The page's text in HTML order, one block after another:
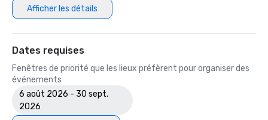
Afficher les détails
Dates requises
Fenêtres de priorité que les lieux préfèrent pour organiser des
événements
6 août 2026 - 30 sept.
2026